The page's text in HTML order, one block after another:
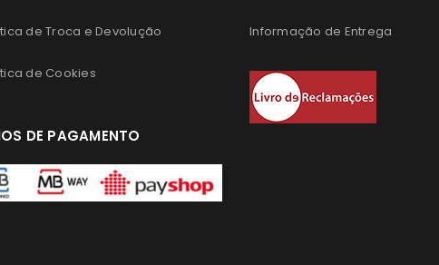
de Troca e Devolução
de Cookies
DE PAGAMENTO
Informação de Entrega